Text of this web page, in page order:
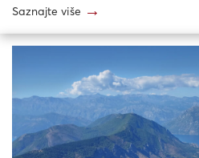
Saznajte više →